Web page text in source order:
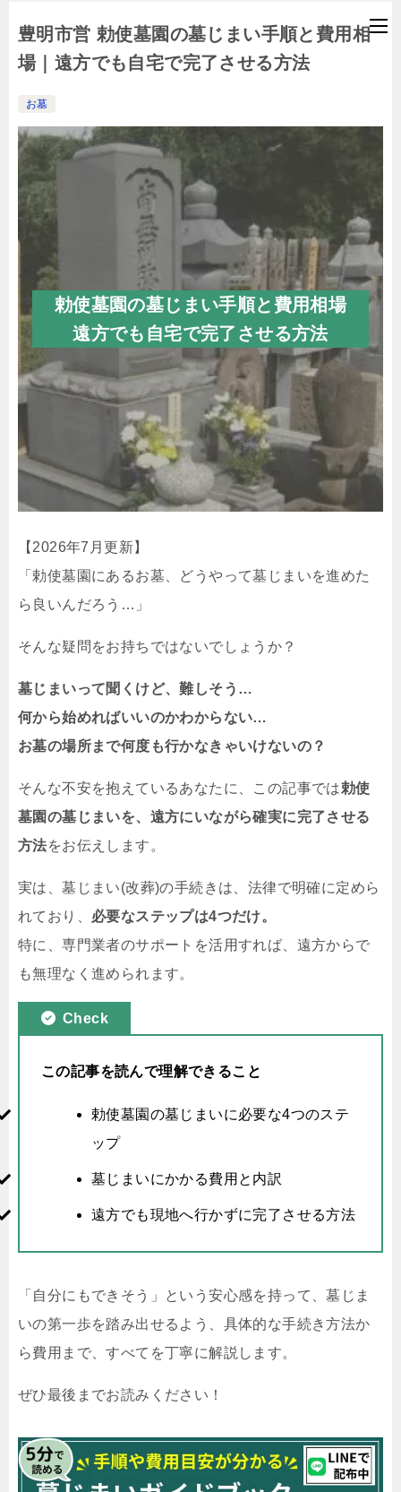
豊明市営 勅使墓園の墓じまい手順と費用相
場｜遠方でも自宅で完了させる方法
お墓
勅使墓園の墓じまい手順と費用相場
遠方でも自宅で完了させる方法
【2026年7月更新】
「勅使墓園にあるお墓、どうやって墓じまいを進めた
ら良いんだろう…」
そんな疑問をお持ちではないでしょうか？
墓じまいって聞くけど、難しそう…
何から始めればいいのかわからない…
お墓の場所まで何度も行かなきゃいけないの？
そんな不安を抱えているあなたに、この記事では勅使
墓園の墓じまいを、遠方にいながら確実に完了させる
方法をお伝えします。
実は、墓じまい(改葬)の手続きは、法律で明確に定めら
れており、 必要なステップは4つだけ。
特に、専門業者のサポートを活用すれば、遠方からで
も無理なく進められます。
Check
この記事を読んで理解できること
勅使墓園の墓じまいに必要な4つのステ
ップ
墓じまいにかかる費用と内訳
遠方でも現地へ行かずに完了させる方法
「自分にもできそう」という安心感を持って、墓じま
いの第一歩を踏み出せるよう、具体的な手続き方法か
ら費用まで、すべてを丁寧に解説します。
ぜひ最後までお読みください！